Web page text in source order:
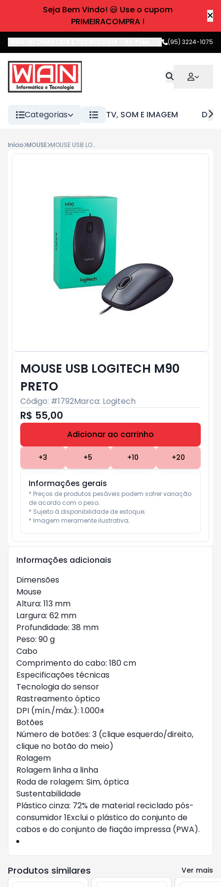
Seja Bem Vindo! 😃 Use o cupom
PRIMEIRACOMPRA !
Av. Pres. Castelo Branco,Boa
(95) 3224-1075
Categorias TV, SOM E IMAGEM
Início MOUSE MOUSE USB LOGITECH M90 PRETO
MOUSE USB LOGITECH M90
PRETO
Código: #1792Marca: Logitech
R$ 55,00
Adicionar ao carrinho
+3 +5 +10 +20
Informações gerais
* Preços de produtos pesáveis podem sofrer variação
de acordo com o peso;
* Sujeito à disponibilidade de estoque;
* Imagem meramente ilustrativa;
Informações adicionais
Dimensões
Mouse
Altura: 113 mm
Largura: 62 mm
Profundidade: 38 mm
Peso: 90 g
Cabo
Comprimento do cabo: 180 cm
Especificações técnicas
Tecnologia do sensor
Rastreamento óptico
DPI (mín./máx.): 1.000±
Botões
Número de botões: 3 (clique esquerdo/direito,
clique no botão do meio)
Rolagem
Rolagem linha a linha
Roda de rolagem: Sim, óptica
Sustentabilidade
Plástico cinza: 72% de material reciclado pós-
consumidor 1Exclui o plástico do conjunto de
cabos e do conjunto de fiação impressa (PWA).
Produtos similares Ver mais